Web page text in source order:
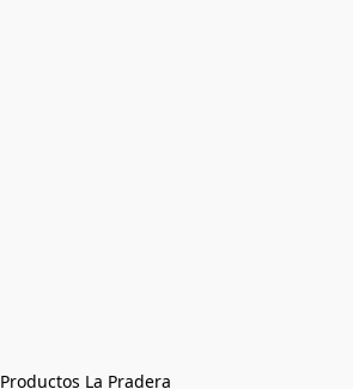
Productos La Pradera